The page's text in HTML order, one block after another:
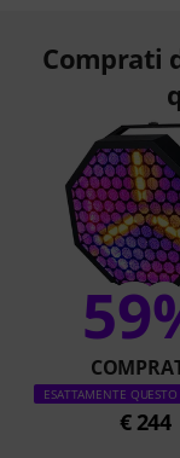
Comprati
ESATTAMENTE
€ 244